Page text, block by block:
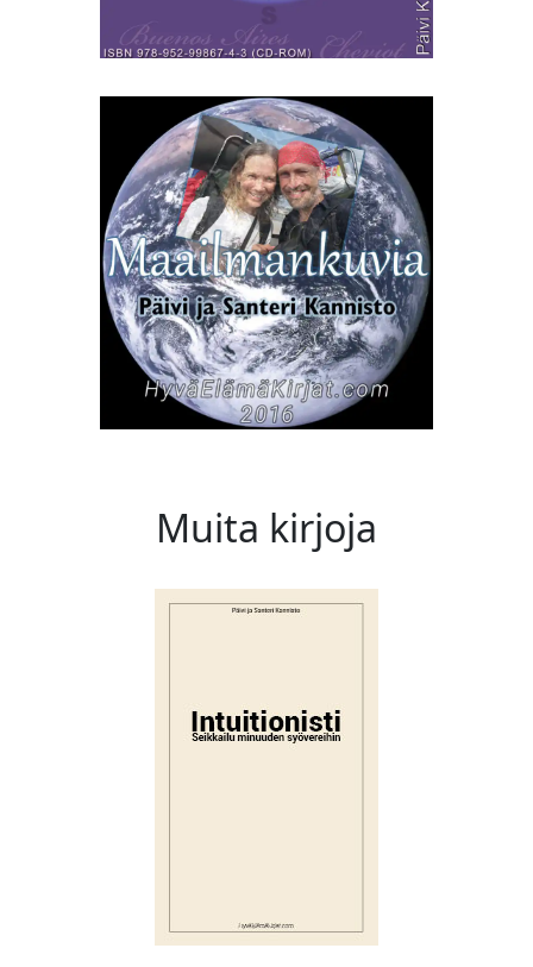
Muita kirjoja